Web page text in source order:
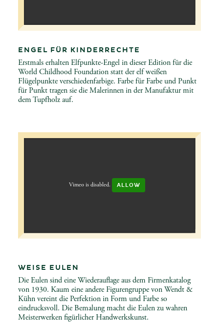
ENGEL FÜR KINDERRECHTE
Erstmals erhalten Elfpunkte-Engel in dieser Edition für die
World Childhood Foundation statt der elf weißen
Flügelpunkte verschiedenfarbige. Farbe für Farbe und Punkt
für Punkt tragen sie die Malerinnen in der Manufaktur mit
dem Tupfholz auf.
Vimeo is disabled. ALLOW
WEISE EULEN
Die Eulen sind eine Wiederauflage aus dem Firmenkatalog
von 1930. Kaum eine andere Figurengruppe von Wendt &
Kühn vereint die Perfektion in Form und Farbe so
eindrucksvoll. Die Bemalung macht die Eulen zu wahren
Meisterwerken figürlicher Handwerkskunst.